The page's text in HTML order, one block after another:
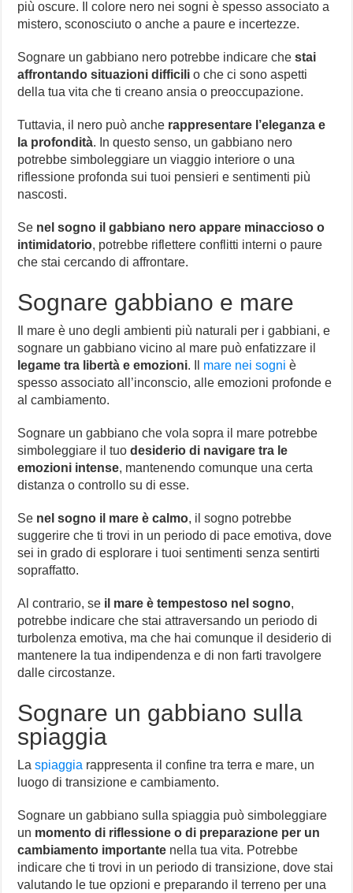
più oscure. Il colore nero nei sogni è spesso associato a
mistero, sconosciuto o anche a paure e incertezze.
Sognare un gabbiano nero potrebbe indicare chestai
affrontando situazioni difficili o che ci sono aspetti
della tua vita che ti creano ansia o preoccupazione.
Tuttavia, il nero può anche rappresentare l’eleganza e
la profondità. In questo senso, un gabbiano nero
potrebbe simboleggiare un viaggio interiore o una
riflessione profonda sui tuoi pensieri e sentimenti più
nascosti.
Se nel sogno il gabbiano nero appare minaccioso o
intimidatorio, potrebbe riflettere conflitti interni o paure
che stai cercando di affrontare.
Sognare gabbiano e mare
Il mare è uno degli ambienti più naturali per i gabbiani, e
sognare un gabbiano vicino al mare può enfatizzare il
legame tra libertà e emozioni. Il mare nei sogni è
spesso associato all’inconscio, alle emozioni profonde e
al cambiamento.
Sognare un gabbiano che vola sopra il mare potrebbe
simboleggiare il tuodesiderio di navigare tra le
emozioni intense, mantenendo comunque una certa
distanza o controllo su di esse.
Se nel sogno il mare è calmo, il sogno potrebbe
suggerire che ti trovi in un periodo di pace emotiva, dove
sei in grado di esplorare i tuoi sentimenti senza sentirti
sopraffatto.
Al contrario, se il mare è tempestoso nel sogno,
potrebbe indicare che stai attraversando un periodo di
turbolenza emotiva, ma che hai comunque il desiderio di
mantenere la tua indipendenza e di non farti travolgere
dalle circostanze.
Sognare un gabbiano sulla
spiaggia
Laspiaggia rappresenta il confine tra terra e mare, un
luogo di transizione e cambiamento.
Sognare un gabbiano sulla spiaggia può simboleggiare
un momento di riflessione o di preparazione per un
cambiamento importante nella tua vita. Potrebbe
indicare che ti trovi in un periodo di transizione, dove stai
valutando le tue opzioni e preparando il terreno per una